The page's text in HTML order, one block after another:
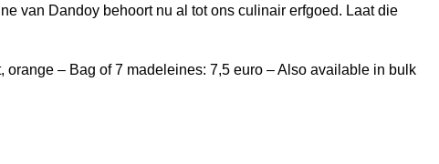
van Dandoy behoort nu al tot ons culinair erfgoed. Laat die
orange – Bag of 7 madeleines: 7,5 euro – Also available in bulk